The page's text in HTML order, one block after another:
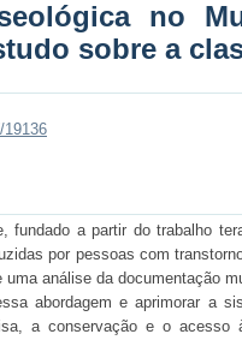
no
sobre a
19136
fundado a partir do trabalho
por pessoas com
análise da documentação
abordagem e aprimorar a
a conservação e o